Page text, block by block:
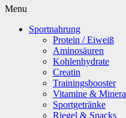
Menu
Sportnahrung
Protein / Eiweiß
Aminosäuren
Kohlenhydrate
Creatin
Trainingsbooster
Vitamine &
Sportgetränke
Riegel & Snacks